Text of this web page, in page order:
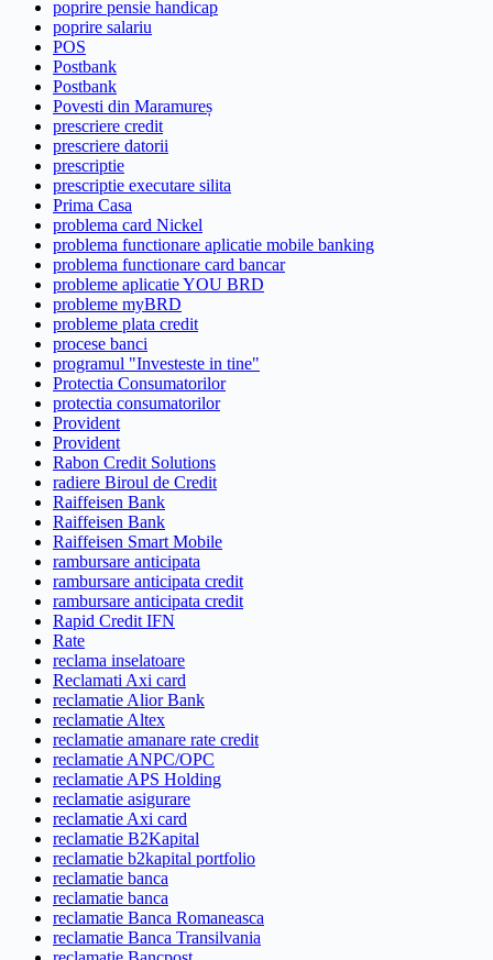
poprire pensie handicap
poprire salariu
POS
Postbank
Postbank
Povesti din Maramureș
prescriere credit
prescriere datorii
prescriptie
prescriptie executare silita
Prima Casa
problema card Nickel
problema functionare aplicatie mobile banking
problema functionare card bancar
probleme aplicatie YOU BRD
probleme myBRD
probleme plata credit
procese banci
programul "Investeste in tine"
Protectia Consumatorilor
protectia consumatorilor
Provident
Provident
Rabon Credit Solutions
radiere Biroul de Credit
Raiffeisen Bank
Raiffeisen Bank
Raiffeisen Smart Mobile
rambursare anticipata
rambursare anticipata credit
rambursare anticipata credit
Rapid Credit IFN
Rate
reclama inselatoare
Reclamati Axi card
reclamatie Alior Bank
reclamatie Altex
reclamatie amanare rate credit
reclamatie ANPC/OPC
reclamatie APS Holding
reclamatie asigurare
reclamatie Axi card
reclamatie B2Kapital
reclamatie b2kapital portfolio
reclamatie banca
reclamatie banca
reclamatie Banca Romaneasca
reclamatie Banca Transilvania